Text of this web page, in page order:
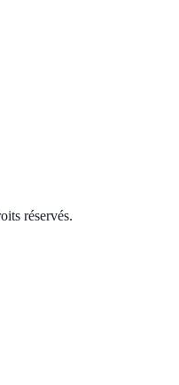
réservés.